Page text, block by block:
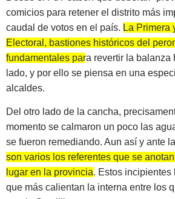
comicios para retener el distrito más
caudal de votos en el país. La Primera
Electoral, bastiones históricos del
fundamentales para revertir la balanza
lado, y por ello se piensa en una
alcaldes.
Del otro lado de la cancha,
momento se calmaron un poco las
se fueron remediando. Aun así y ante
son varios los referentes que se
lugar en la provincia. Estos
que más calientan la interna entre los